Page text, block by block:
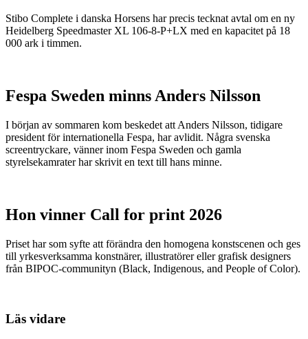
Stibo Complete i danska Horsens har precis tecknat avtal om en ny
Heidelberg Speedmaster XL 106-8-P+LX med en kapacitet på 18
000 ark i timmen.
Fespa Sweden minns Anders Nilsson
I början av sommaren kom beskedet att Anders Nilsson, tidigare
president för internationella Fespa, har avlidit. Några svenska
screentryckare, vänner inom Fespa Sweden och gamla
styrelsekamrater har skrivit en text till hans minne.
Hon vinner Call for print 2026
Priset har som syfte att förändra den homogena konstscenen och ges
till yrkesverksamma konstnärer, illustratörer eller grafisk designers
från BIPOC-communityn (Black, Indigenous, and People of Color).
Läs vidare